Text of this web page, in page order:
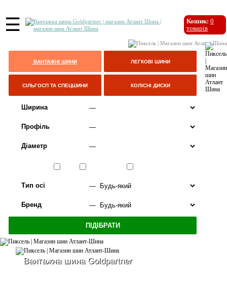
☰ Кошик: 0
товарів
ВАНТАЖНІ ШИНИ ЛЕГКОВІ ШИНИ
СІЛЬГОСП ТА СПЕЦШИНИ КОЛІСНІ ДИСКИ
Ширина
Профіль
Діаметр
Тип осі
Бренд
Вантажна шина Goldpartner